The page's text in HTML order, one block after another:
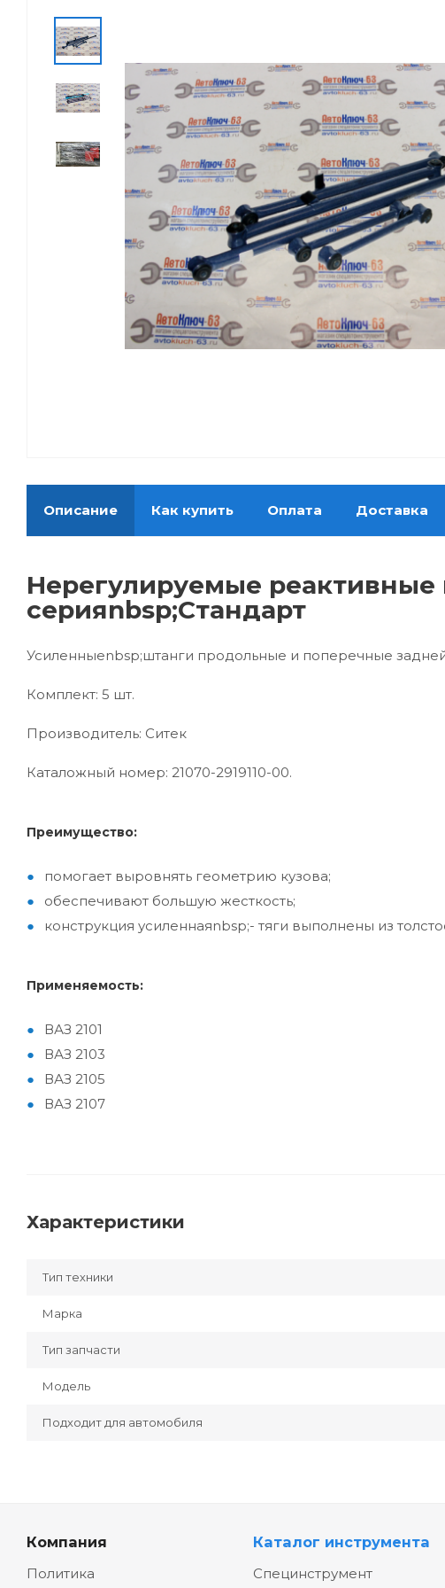
Описание Как купить Оплата Доставка
Нерегулируемые реактивные
серияnbsp;Стандарт
Усиленныеnbsp;штанги продольные и поперечные
Комплект: 5 шт.
Производитель: Ситек
Каталожный номер: 21070-2919110-00.
Преимущество:
помогает выровнять геометрию кузова;
обеспечивают большую жесткость;
конструкция усиленнаяnbsp;- тяги выполнены из
Применяемость:
ВАЗ 2101
ВАЗ 2103
ВАЗ 2105
ВАЗ 2107
Характеристики
Тип техники
Марка
Тип запчасти
Модель
Подходит для автомобиля
Компания
Политика
Каталог инструмента
Специнструмент